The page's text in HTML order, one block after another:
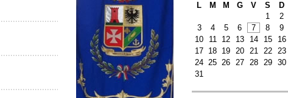
L
M M G V S
D
1
2
3
4 5 6 7 8
9
10
11 12 13 14 15
16
17 18 19 20 21 22
23
24 25 26 27 28 29
30
31